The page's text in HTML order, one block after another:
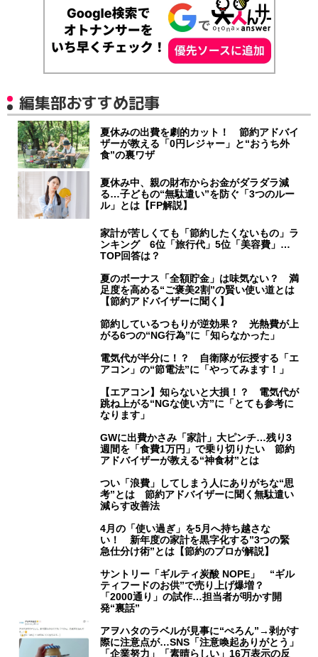
編集部おすすめ記事
夏休みの出費を劇的カット！ 節約アドバイ
ザーが教える「0円レジャー」と“おうち外
食”の裏ワザ
夏休み中、親の財布からお金がダラダラ減
る…子どもの“無駄遣い”を防ぐ「3つのルー
ル」とは【FP解説】
家計が苦しくても「節約したくないもの」ラ
ンキング 6位「旅行代」5位「美容費」…
TOP回答は？
夏のボーナス「全額貯金」は味気ない？ 満
足度を高める“ご褒美2割”の賢い使い道とは
【節約アドバイザーに聞く】
節約しているつもりが逆効果？ 光熱費が上
がる6つの“NG行為”に「知らなかった」
電気代が半分に！？ 自衛隊が伝授する「エ
アコン」の“節電法”に「やってみます！」
【エアコン】知らないと大損！？ 電気代が
跳ね上がる“NGな使い方”に「とても参考に
なります」
GWに出費かさみ「家計」大ピンチ…残り3
週間を「食費1万円」で乗り切りたい 節約
アドバイザーが教える“神食材”とは
つい「浪費」してしまう人にありがちな“思
考”とは 節約アドバイザーに聞く無駄遣い
減らす改善法
4月の「使い過ぎ」を5月へ持ち越さな
い！ 新年度の家計を黒字化する”3つの緊
急仕分け術”とは【節約のプロが解説】
サントリー「ギルティ炭酸 NOPE」 “ギル
ティフードのお供”で売り上げ爆増？
「2000通り」の試作…担当者が明かす開
発“裏話”
アヲハタのラベルが見事に“ぺろん”→剥がす
際に注意点が…SNS「注意喚起ありがとう」
「企業努力」「素晴らしい」16万表示の反